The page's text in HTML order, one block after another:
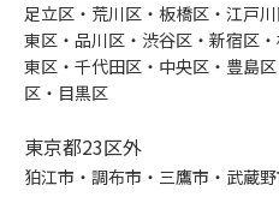
足立区・荒川区・板橋区・江戸
東区・品川区・渋谷区・新宿区
東区・千代田区・中央区・豊島
区・目黒区
東京都23区外
狛江市・調布市・三鷹市・武蔵